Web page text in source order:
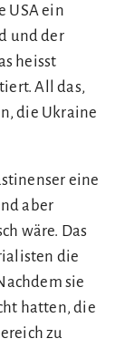
USA ein
und der
heisst
All das,
die Ukraine
eine
aber
wäre. Das
die
sie
hatten, die
zu